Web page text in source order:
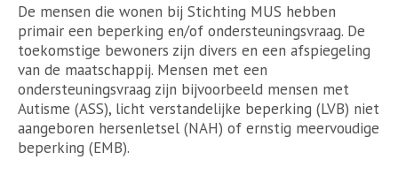
De mensen die wonen bij Stichting MUS hebben
primair een beperking en/of ondersteuningsvraag. De
toekomstige bewoners zijn divers en een afspiegeling
van de maatschappij. Mensen met een
ondersteuningsvraag zijn bijvoorbeeld mensen met
Autisme (ASS), licht verstandelijke beperking (LVB) niet
aangeboren hersenletsel (NAH) of ernstig meervoudige
beperking (EMB).